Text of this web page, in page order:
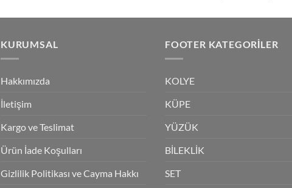
KURUMSAL
Hakkımızda
İletişim
Kargo ve Teslimat
Ürün İade Koşulları
Gizlilik Politikası ve Cayma Hakkı
FOOTER KATEGORILER
KOLYE
KÜPE
YÜZÜK
BİLEKLİK
SET